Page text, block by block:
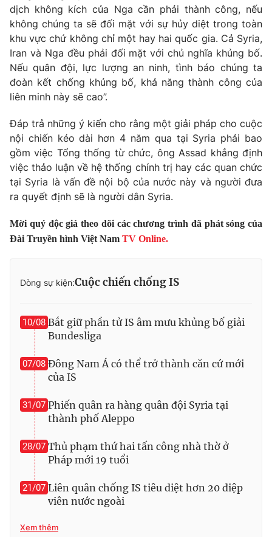
Photo Infographic
Video Shorts video
VTV Money VTV Thể thao
VTV Sức khoẻ Bất động sản
Thị trường 24h Tấm lòng Việt
VTV4 Vươn mình bằng AI
VTV9 VTV8
THỜI BÁO VTV
Theo dõi báo trên
Cơ quan chủ quản:Đài Truyền hình Việt Nam
Cơ quan báo chí:
Giấy phép hoạt động báo in và báo điện tử số 483/GP-BTTTT
cấp ngày 29/12/2023
Tổng Biên tập:
Vũ Thanh Thủy
Phó Tổng Biên tập:Nguyễn Thị Mỹ Hạnh, Phạm Quốc Thắng,
Tổng đài VTV:
dịch không kích của Nga cần phải thành công, nếu
không chúng ta sẽ đối mặt với sự hủy diệt trong toàn
khu vực chứ không chỉ một hay hai quốc gia. Cả Syria,
Iran và Nga đều phải đối mặt với chủ nghĩa khủng bố.
Nếu quân đội, lực lượng an ninh, tình báo chúng ta
đoàn kết chống khủng bố, khả năng thành công của
liên minh này sẽ cao”.
Đáp trả những ý kiến cho rằng một giải pháp cho cuộc
nội chiến kéo dài hơn 4 năm qua tại Syria phải bao
gồm việc Tổng thống từ chức, ông Assad khẳng định
việc thảo luận về hệ thống chính trị hay các quan chức
tại Syria là vấn đề nội bộ của nước này và người đưa
ra quyết định sẽ là người dân Syria.
Mời quý độc giả theo dõi các chương trình đã phát sóng của
Đài Truyền hình Việt Nam TV Online.
Dòng sự kiện:Cuộc chiến chống IS
10/08 Bắt giữ phần tử IS âm mưu khủng bố giải
Bundesliga
07/08 Đông Nam Á có thể trở thành căn cứ mới
của IS
31/07 Phiến quân ra hàng quân đội Syria tại
thành phố Aleppo
28/07 Thủ phạm thứ hai tấn công nhà thờ ở
Pháp mới 19 tuổi
21/07 Liên quân chống IS tiêu diệt hơn 20 điệp
viên nước ngoài
Xem thêm